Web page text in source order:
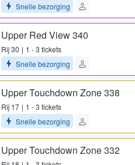
Snelle bezorging
Upper Red View 340
Rij30
1 - 3 tickets
Snelle bezorging
Upper Touchdown Zone 338
Rij 17
1 - 3 tickets
Snelle bezorging
Upper Touchdown Zone 332